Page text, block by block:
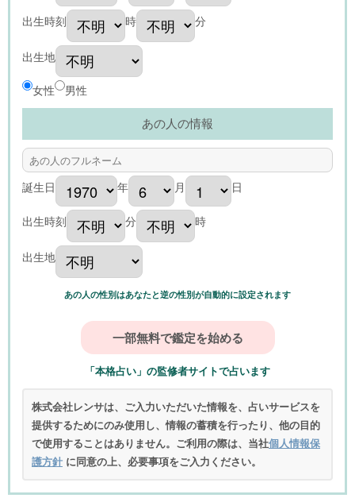
出生時刻 時 分
出生地
女性 男性
あの人の情報
誕生日 年 月 日
出生時刻 分 時
出生地
あの人の性別はあなたと逆の性別が自動的に設定されます
「本格占い」の監修者サイトで占います
株式会社レンサは、ご入力いただいた情報を、占いサービスを
提供するためにのみ使用し、情報の蓄積を行ったり、他の目的
で使用することはありません。ご利用の際は、当社個人情報保
護方針 に同意の上、必要事項をご入力ください。